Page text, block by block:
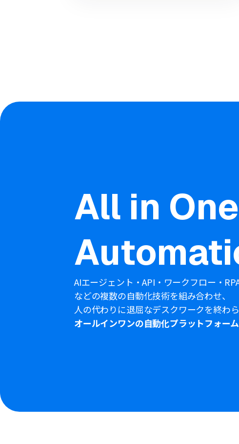
All in One
AIエージェント・API・ワークフロー・
などの複数の自動化技術を組み合わせ、
人の代わりに退屈なデスクワークを終わ
オールインワンの自動化プラットフォーム